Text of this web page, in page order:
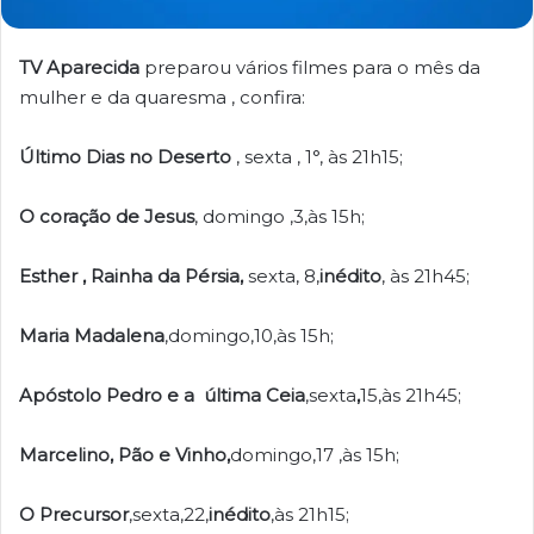
TV Aparecida preparou vários filmes para o mês da
mulher e da quaresma , confira:
Último Dias no Deserto , sexta , 1°, às 21h15;
O coração de Jesus, domingo ,3,às 15h;
Esther , Rainha da Pérsia,sexta, 8,inédito, às 21h45;
Maria Madalena,domingo,10,às 15h;
Apóstolo Pedro e a última Ceia,sexta,15,às 21h45;
Marcelino, Pão e Vinho,domingo,17 ,às 15h;
O Precursor,sexta,22,inédito,às 21h15;